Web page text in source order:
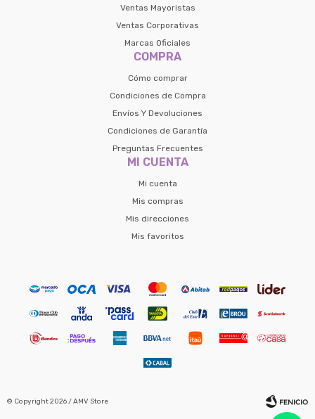
Ventas Mayoristas
Ventas Corporativas
Marcas Oficiales
COMPRA
Cómo comprar
Condiciones de Compra
Envíos Y Devoluciones
Condiciones de Garantía
Preguntas Frecuentes
MI CUENTA
Mi cuenta
Mis compras
Mis direcciones
Mis favoritos
© Copyright 2026 / AMV Store